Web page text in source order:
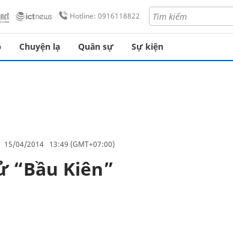
Hotline: 0916118822
Chuyện lạ Quân sự Sự kiện
15/04/2014 13:49 (GMT+07:00)
“Bầu Kiên”